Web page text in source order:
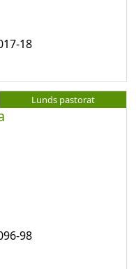
18
Lunds pastorat
98